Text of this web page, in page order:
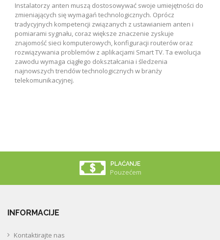
Instalatorzy anten muszą dostosowywać swoje umiejętności do
zmieniających się wymagań technologicznych. Oprócz
tradycyjnych kompetencji związanych z ustawianiem anten i
pomiarami sygnału, coraz większe znaczenie zyskuje
znajomość sieci komputerowych, konfiguracji routerów oraz
rozwiązywania problemów z aplikacjami Smart TV. Ta ewolucja
zawodu wymaga ciągłego dokształcania i śledzenia
najnowszych trendów technologicznych w branży
telekomunikacyjnej.
PLAĆANJE
Pouzećem
INFORMACIJE
Kontaktirajte nas